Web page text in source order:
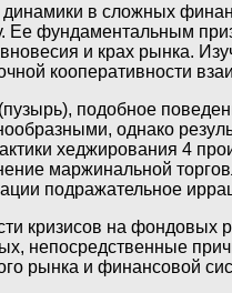
в сложных
Ее фундаментальным
и крах рынка.
кооперативности
подобное
однако
хеджирования 4
маржинальной
подражательное
кризисов на фондовых
непосредственные
рынка и финансовой